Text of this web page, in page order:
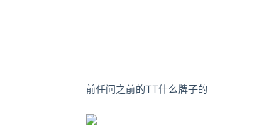
前任问之前的TT什么牌子的